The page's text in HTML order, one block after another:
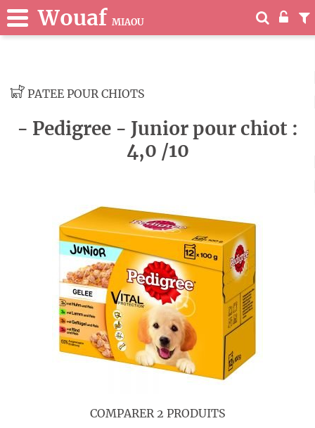
Wouaf MIAOU
PATEE POUR CHIOTS
- Pedigree - Junior pour chiot :
4,0 /10
COMPARER 2 PRODUITS